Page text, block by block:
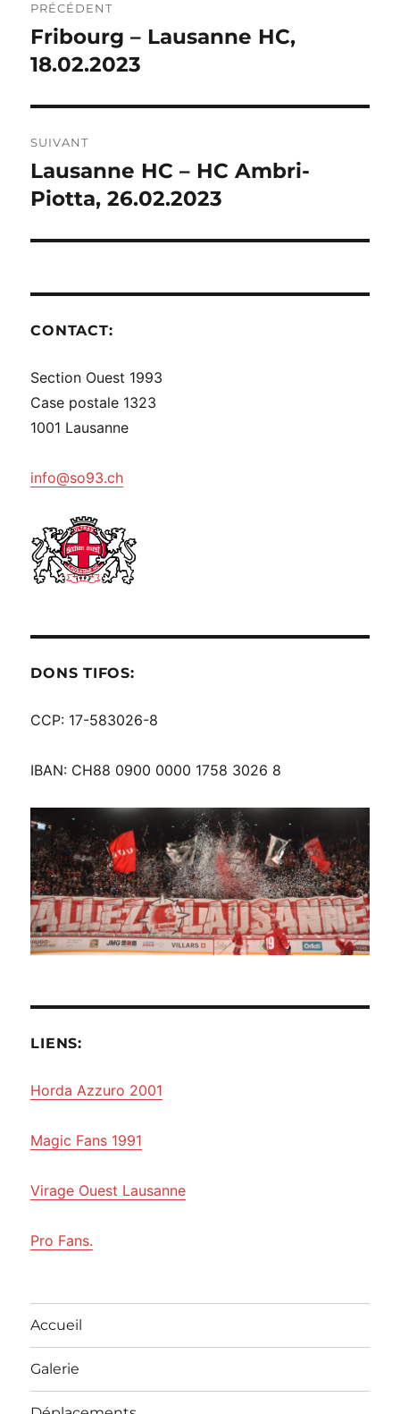
DE
L’ARTICLE
PRÉCÉDENT
Publication
précédente :
Fribourg – Lausanne HC,
18.02.2023
SUIVANT
Publication
suivante :
Lausanne HC – HC Ambri-
Piotta, 26.02.2023
CONTACT:
Section Ouest 1993
Case postale 1323
1001 Lausanne
info@so93.ch
DONS TIFOS:
CCP: 17-583026-8
IBAN: CH88 0900 0000 1758 3026 8
LIENS:
Horda Azzuro 2001
Magic Fans 1991
Virage Ouest Lausanne
Pro Fans.
Accueil
Galerie